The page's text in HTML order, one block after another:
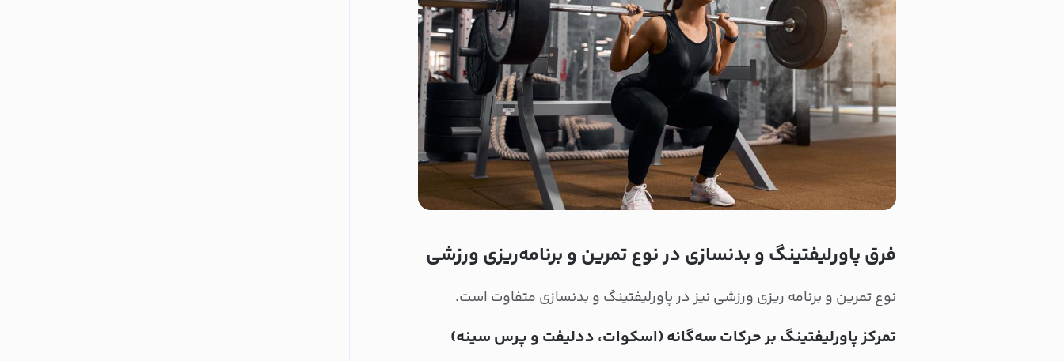
فرق پاورلیفتینگ و بدنسازی در نوع تمرین و برنامه‌ریزی ورزشی
نوع تمرین و برنامه ریزی ورزشی نیز در پاورلیفتینگ و بدنسازی متفاوت است.
تمرکز پاورلیفتینگ بر حرکات سه‌گانه (اسکوات، ددلیفت و پرس سینه)